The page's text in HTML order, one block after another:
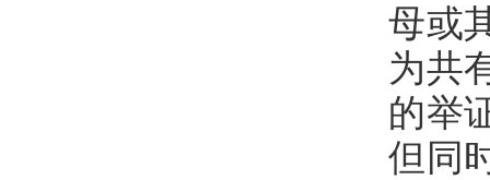
母或
为共
的举
但同